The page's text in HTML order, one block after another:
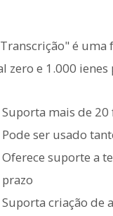
é uma
zero e 1.000
Suporta mais de
Pode ser usado
Oferece suporte a
prazo
Suporta criação de